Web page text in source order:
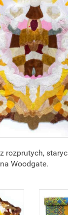
rozprutych,
Woodgate.